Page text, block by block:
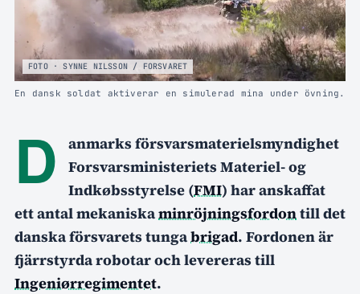
FOTO · SYNNE NILSSON / FORSVARET
En dansk soldat aktiverar en simulerad mina under övning.
D
anmarks försvarsmaterielsmyndighet
Forsvarsministeriets Materiel- og
Indkøbsstyrelse (FMI) har anskaffat
ett antal mekaniskaminröjningsfordontill det
danska försvarets tungabrigad. Fordonen är
fjärrstyrda robotar och levereras till
Ingeniørregimentet.